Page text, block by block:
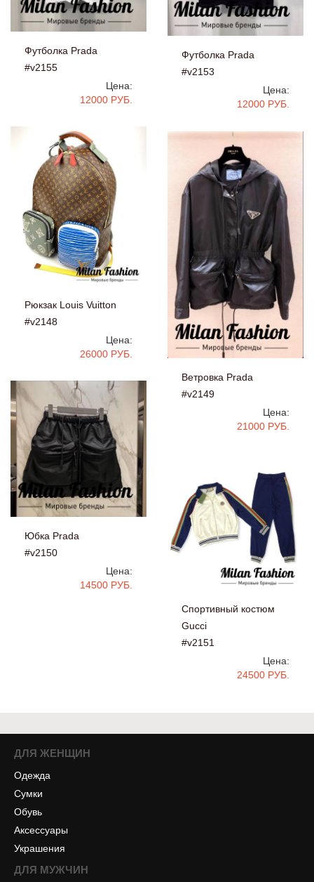
Футболка Prada
#v2155
Цена:
12000 РУБ.
Футболка Prada
#v2153
Цена:
12000 РУБ.
Рюкзак Louis Vuitton
#v2148
Цена:
26000 РУБ.
Ветровка Prada
#v2149
Цена:
21000 РУБ.
Юбка Prada
#v2150
Цена:
14500 РУБ.
Спортивный костюм
Gucci
#v2151
Цена:
24500 РУБ.
ДЛЯ ЖЕНЩИН
Одежда
Сумки
Обувь
Аксессуары
Украшения
ДЛЯ МУЖЧИН